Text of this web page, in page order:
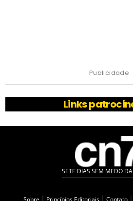
Publicidade
Links
SETE DIAS SEM MEDO